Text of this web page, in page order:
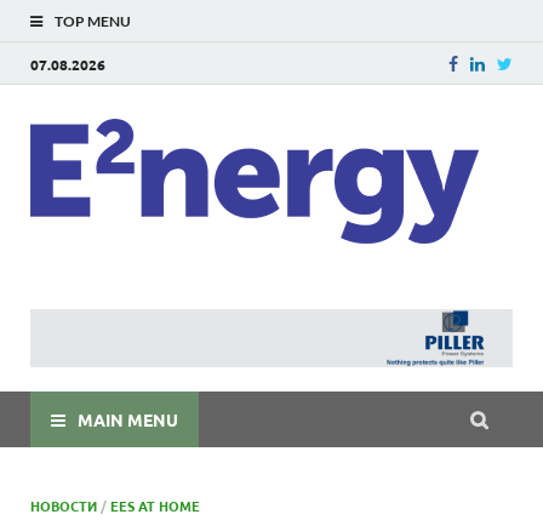
TOP MENU
07.08.2026
MAIN MENU
НОВОСТИ /EES AT HOME